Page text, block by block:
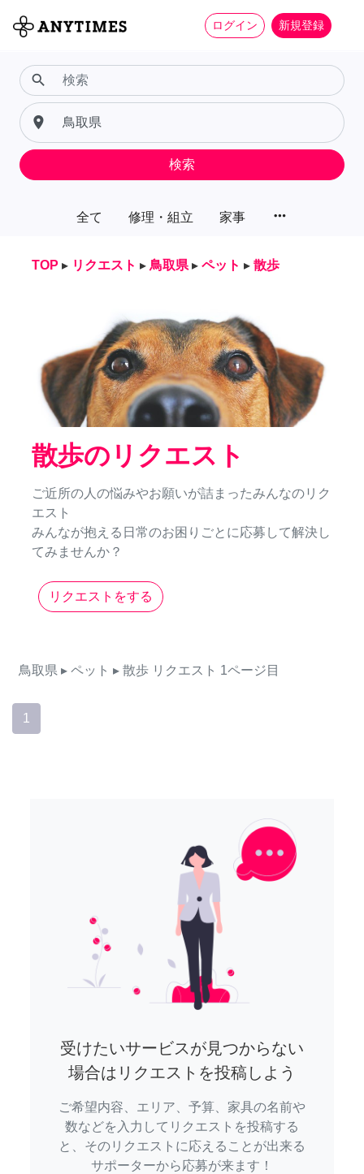
ログイン 新規登録
全て 修理・組立 家事 more_horiz
search
place
検索
TOP ▸ リクエスト ▸ 鳥取県 ▸ ペット ▸ 散歩
散歩のリクエスト
ご近所の人の悩みやお願いが詰まったみんなのリク
エスト
みんなが抱える日常のお困りごとに応募して解決し
てみませんか？
リクエストをする
鳥取県 ▸ ペット ▸ 散歩 リクエスト 1ページ目
1
受けたいサービスが見つからない
場合はリクエストを投稿しよう
ご希望内容、エリア、予算、家具の名前や
数などを入力してリクエストを投稿する
と、そのリクエストに応えることが出来る
サポーターから応募が来ます！